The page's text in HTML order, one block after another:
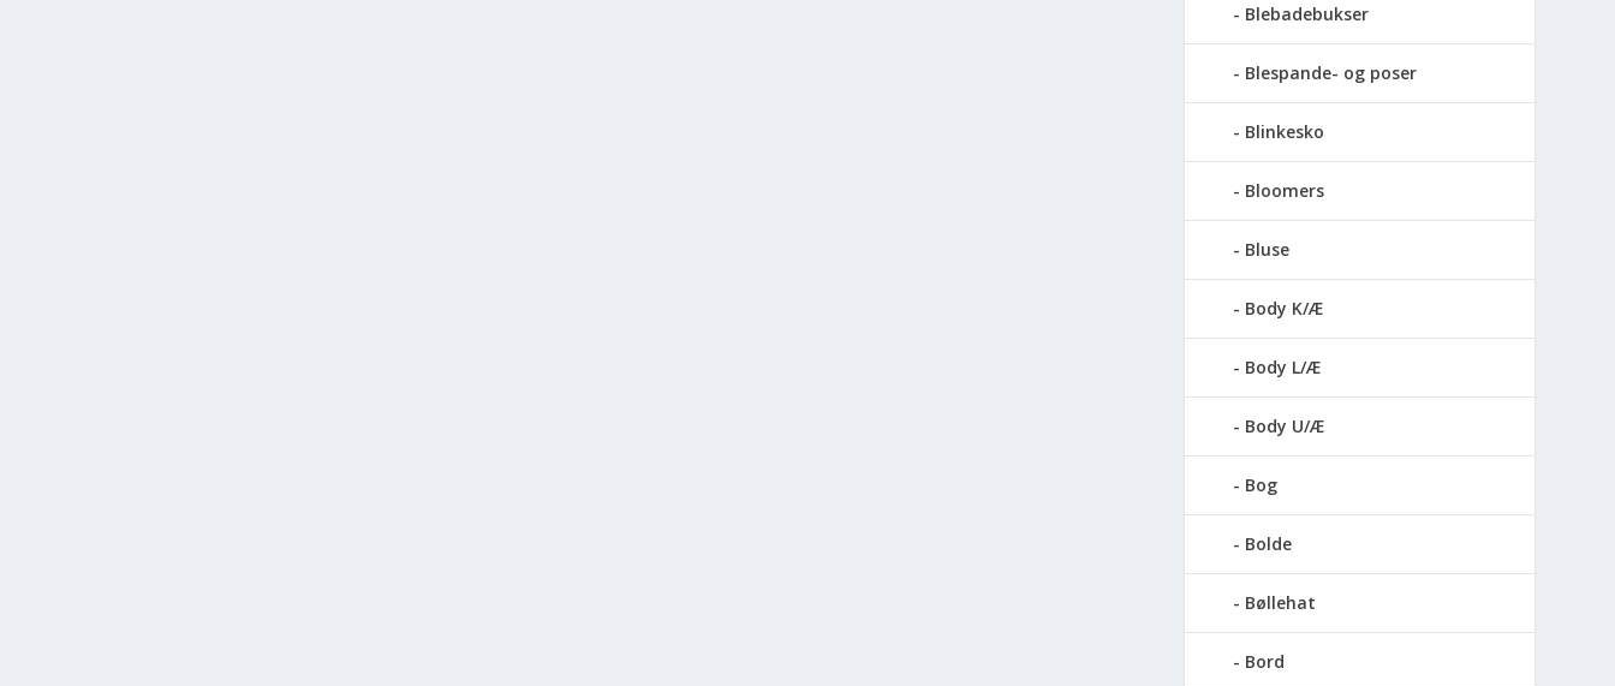
Blebadebukser
Blespande- og poser
Blinkesko
Bloomers
Bluse
Body K/Æ
Body L/Æ
Body U/Æ
Bog
Bolde
Bøllehat
Bord